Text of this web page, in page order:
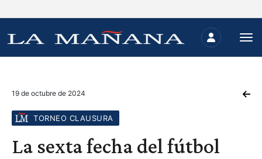
19 de octubre de 2024
TORNEO CLAUSURA
La sexta fecha del fútbol